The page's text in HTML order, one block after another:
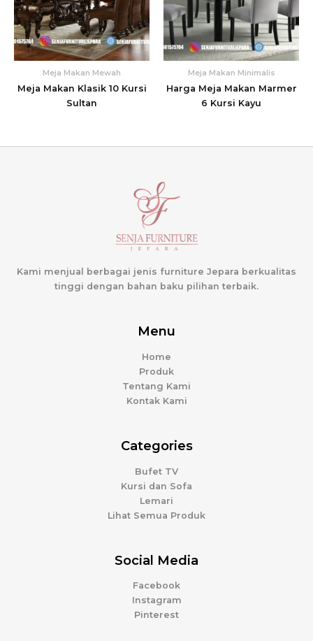
Meja Makan Mewah
Meja Makan Klasik 10 Kursi
Sultan
Meja Makan Minimalis
Harga Meja Makan Marmer
6 Kursi Kayu
Kami menjual berbagai jenis furniture Jepara berkualitas
tinggi dengan bahan baku pilihan terbaik.
Menu
Home
Produk
Tentang Kami
Kontak Kami
Categories
Bufet TV
Kursi dan Sofa
Lemari
Lihat Semua Produk
Social Media
Facebook
Instagram
Pinterest